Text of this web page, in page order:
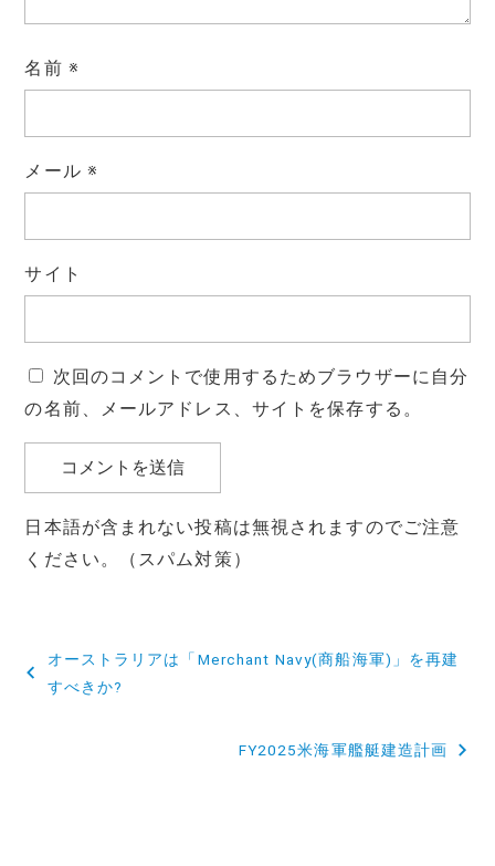
名前 ※
メール ※
サイト
次回のコメントで使用するためブラウザーに自分
の名前、メールアドレス、サイトを保存する。
日本語が含まれない投稿は無視されますのでご注意
ください。（スパム対策）
稿
オーストラリアは「Merchant Navy(商船海軍)」を再建
すべきか?
FY2025米海軍艦艇建造計画